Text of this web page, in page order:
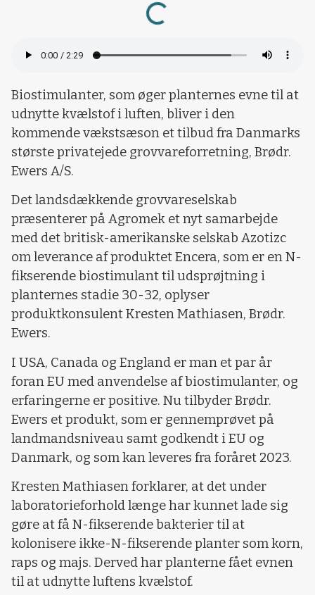
Loading...
Biostimulanter, som øger planternes evne til at
udnytte kvælstof i luften, bliver i den
kommende vækstsæson et tilbud fra Danmarks
største privatejede grovvareforretning, Brødr.
Ewers A/S.
Det landsdækkende grovvareselskab
præsenterer på Agromek et nyt samarbejde
med det britisk-amerikanske selskab Azotizc
om leverance af produktet Encera, som er en N-
fikserende biostimulant til udsprøjtning i
planternes stadie 30-32, oplyser
produktkonsulent Kresten Mathiasen, Brødr.
Ewers.
I USA, Canada og England er man et par år
foran EU med anvendelse af biostimulanter, og
erfaringerne er positive. Nu tilbyder Brødr.
Ewers et produkt, som er gennemprøvet på
landmandsniveau samt godkendt i EU og
Danmark, og som kan leveres fra foråret 2023.
Kresten Mathiasen forklarer, at det under
laboratorieforhold længe har kunnet lade sig
gøre at få N-fikserende bakterier til at
kolonisere ikke-N-fikserende planter som korn,
raps og majs. Derved har planterne fået evnen
til at udnytte luftens kvælstof.